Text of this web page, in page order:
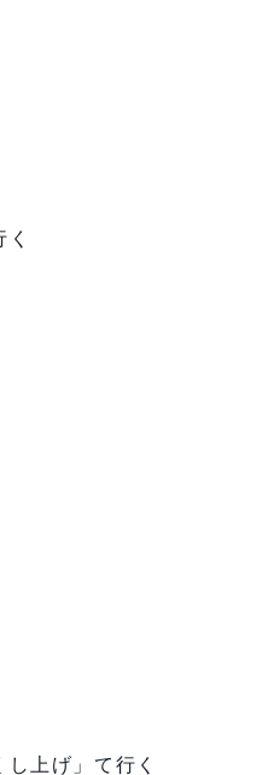
上げ」て行く